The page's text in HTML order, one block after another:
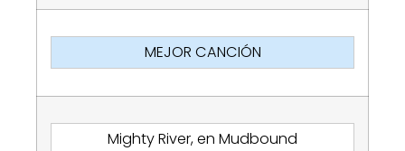
MEJOR CANCIÓN
Mighty River, en Mudbound